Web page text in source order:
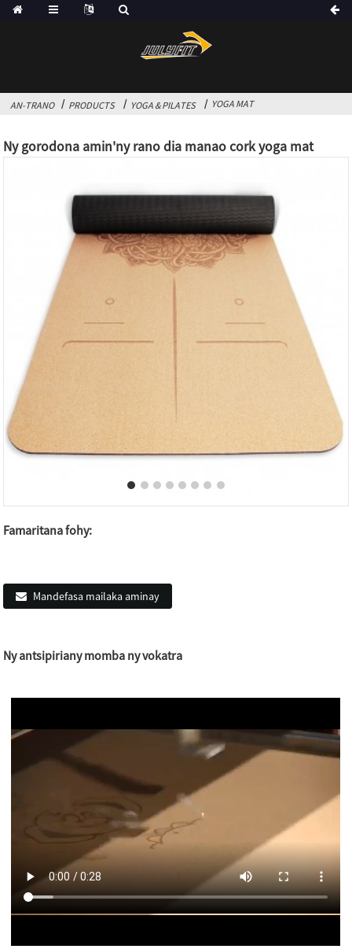
AN-TRANO PRODUCTS YOGA & PILATES YOGA MAT
Ny gorodona amin'ny rano dia manao cork yoga mat
Famaritana fohy:
Mandefasa mailaka aminay
Ny antsipiriany momba ny vokatra